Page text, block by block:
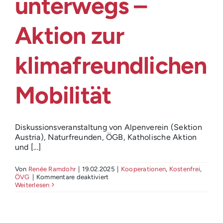
Aktion zur
klimafreundlichen
Mobilität
Diskussionsveranstaltung von Alpenverein (Sektion
Austria), Naturfreunden, ÖGB, Katholische Aktion
und [...]
Von Renée Ramdohr | 19.02.2025 | Kooperationen, Kostenfrei,
ÖVG | Kommentare deaktiviertfür
Weiterlesen